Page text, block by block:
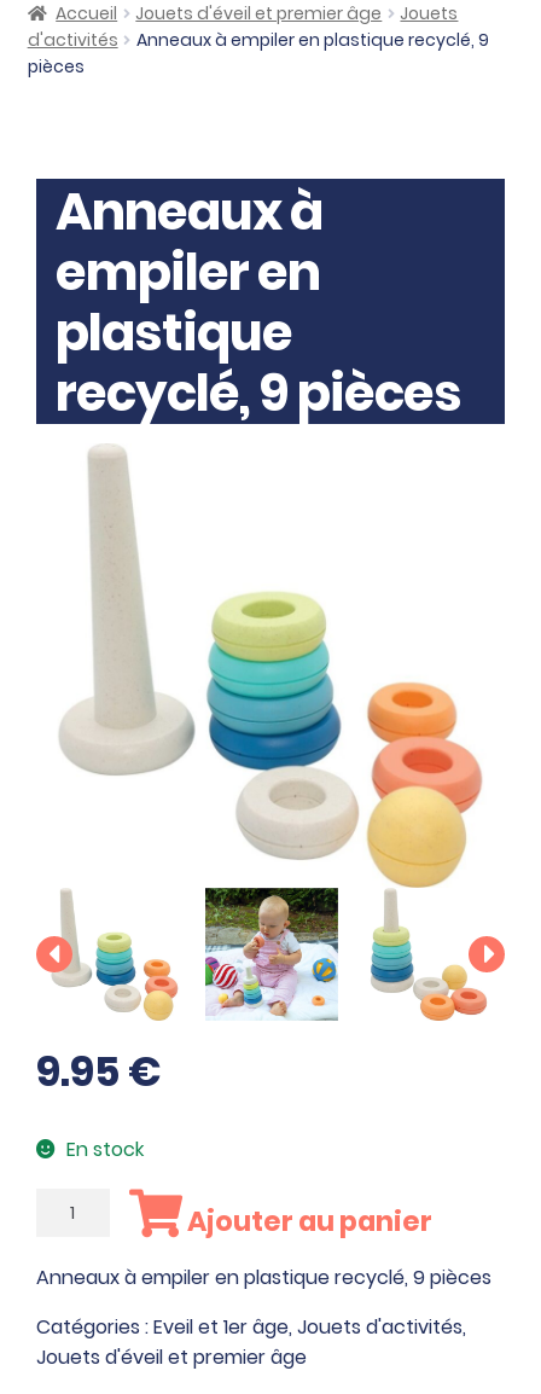
Accueil Jouets d'éveil et premier âge
Jouets
d'activités
Anneaux à empiler en plastique recyclé, 9
pièces
Anneaux à
empiler en
plastique
recyclé, 9 pièces
9.95€
En stock
quantité
à
empiler
en
Ajouter au panier
Anneaux à empiler en plastique recyclé, 9 pièces
Catégories :Eveil et 1er âge, Jouets d'activités,
Jouets d'éveil et premier âge